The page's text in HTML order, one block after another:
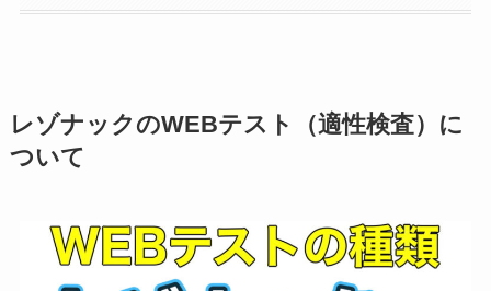
レゾナックのWEBテスト（適性検査）に
ついて